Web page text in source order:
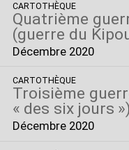
CARTOTHÈQUE
Quatrième
(guerre du
Décembre 2020
CARTOTHÈQUE
Troisième
« des six jours
Décembre 2020